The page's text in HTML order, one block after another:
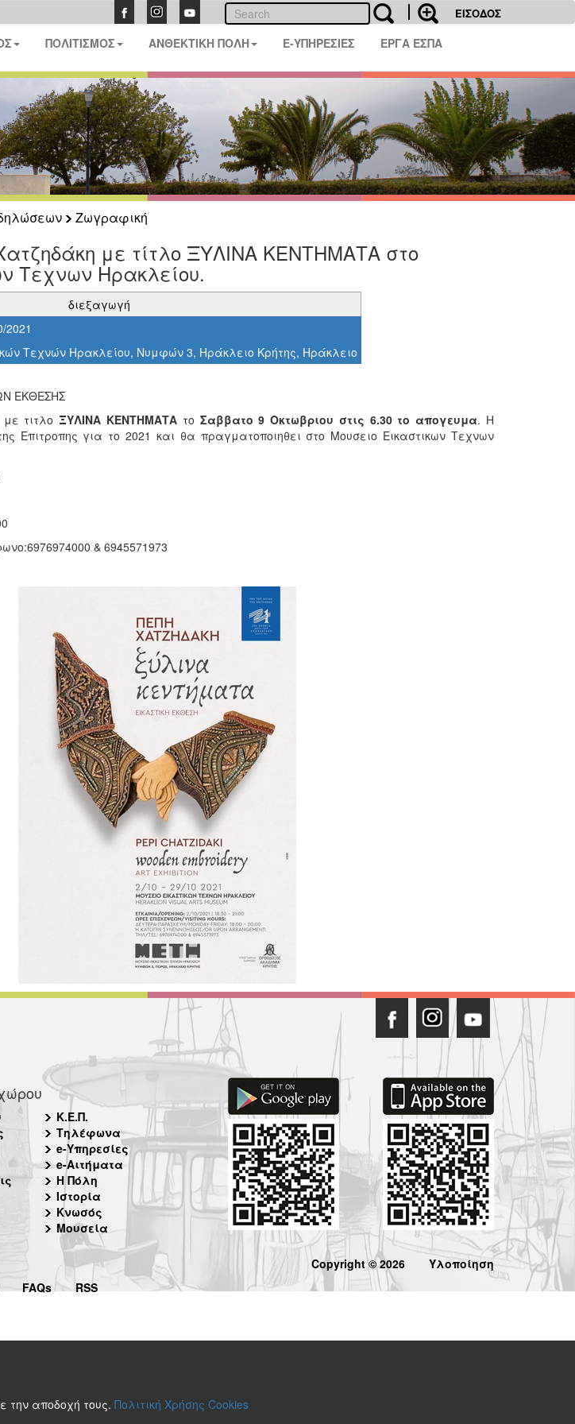
ΕΙΣΟΔΟΣ
ΠΟΛΙΤΙΣΜΟΣ ΑΝΘΕΚΤΙΚΗ ΠΟΛΗ E-ΥΠΗΡΕΣΙΕΣ ΕΡΓΑ ΕΣΠΑ
Ζωγραφική
με τίτλο ΞΥΛΙΝΑ ΚΕΝΤΗΜΑΤΑ στο
Τεχνων Ηρακλείου.
διεξαγωγή
2021
Τεχνών Ηρακλείου, Νυμφών 3, Ηράκλειο Κρήτης, Ηράκλειο
ΕΚΘΕΣΗΣ
με τιτλο ΞΥΛΙΝΑ ΚΕΝΤΗΜΑΤΑτο Σαββατο 9 Οκτωβριου στις 6.30 το απογευμα. Η
Επιτροπης για το 2021 και θα πραγματοποιηθει στο Μουσειο Εικαστικων Τεχνων
& 6945571973
Κ.Ε.Π.
Τηλέφωνα
e-Υπηρεσίες
e-Αιτήματα
Η Πόλη
Ιστορία
Κνωσός
Μουσεία
FAQs RSS
Copyright © 2026 Υλοποίηση
την αποδοχή τους. Πολιτική Χρήσης Cookies